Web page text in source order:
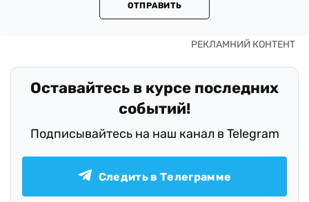
ОТПРАВИТЬ
Оставайтесь в курсе последних
событий!
Подписывайтесь на наш канал в Telegram
Следить в Телеграмме